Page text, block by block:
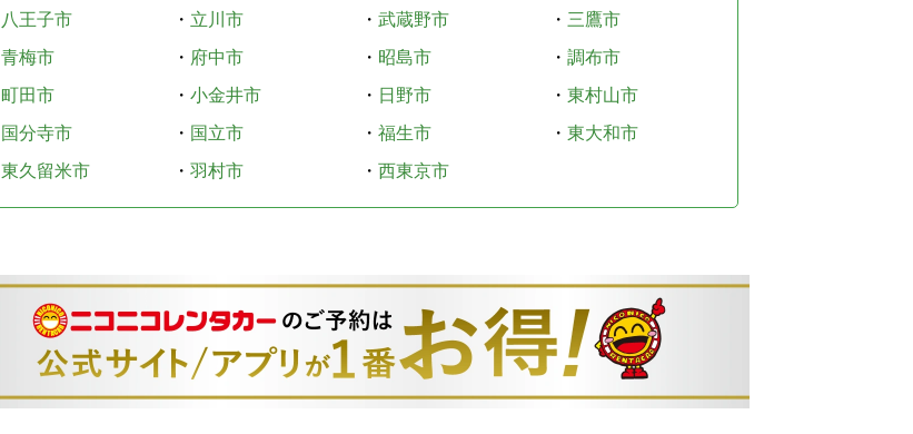
八王子市 ・ 立川市 ・ 武蔵野市 ・ 三鷹市
青梅市 ・ 府中市 ・ 昭島市 ・ 調布市
町田市 ・ 小金井市 ・ 日野市 ・ 東村山市
国分寺市 ・ 国立市 ・ 福生市 ・ 東大和市
東久留米市 ・ 羽村市 ・ 西東京市